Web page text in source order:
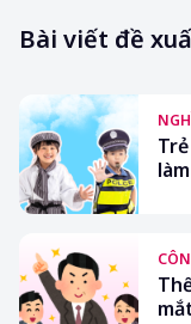
Bài viết đề